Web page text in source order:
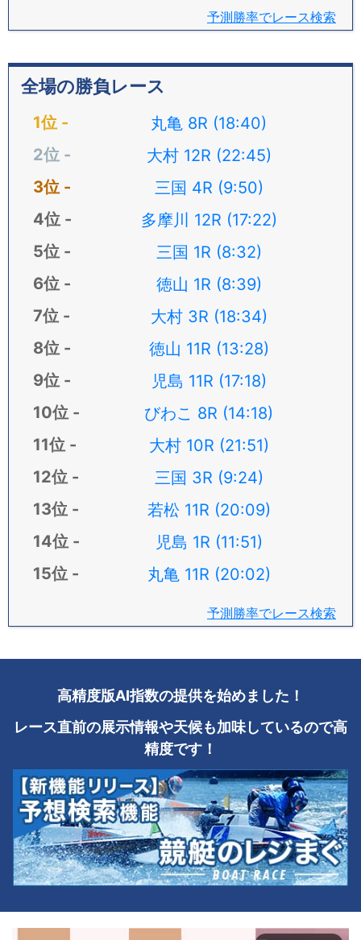
予測勝率でレース検索
全場の勝負レース
丸亀 8R (18:40)
大村 12R (22:45)
三国 4R (9:50)
多摩川 12R (17:22)
三国 1R (8:32)
徳山 1R (8:39)
大村 3R (18:34)
徳山 11R (13:28)
児島 11R (17:18)
びわこ 8R (14:18)
大村 10R (21:51)
三国 3R (9:24)
若松 11R (20:09)
児島 1R (11:51)
丸亀 11R (20:02)
予測勝率でレース検索
高精度版AI指数の提供を始めました！
レース直前の展示情報や天候も加味しているので高
精度です！